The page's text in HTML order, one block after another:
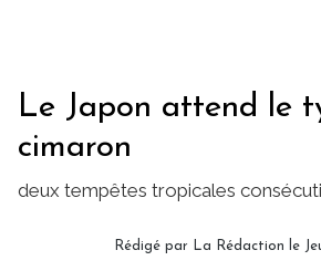
Le Japon attend le
cimaron
deux tempêtes tropicales
Rédigé par La Rédaction le